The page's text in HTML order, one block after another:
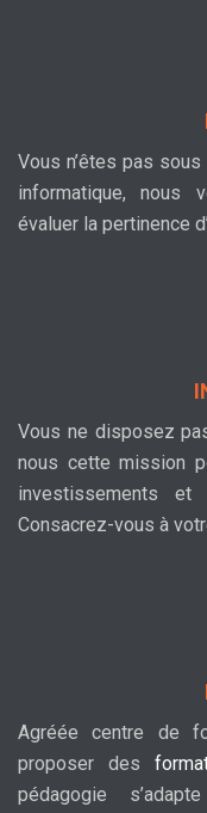
Vous n’êtes pas
informatique, nous
évaluer la pertinence
Vous ne disposez
nous cette mission
investissements et
Consacrez-vous à
Agréée centre de
proposer des
pédagogie